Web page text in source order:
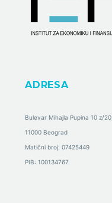
ADRESA
Bulevar Mihajla Pupina 10 z/20,
11000 Beograd
Matični broj: 07425449
PIB: 100134767